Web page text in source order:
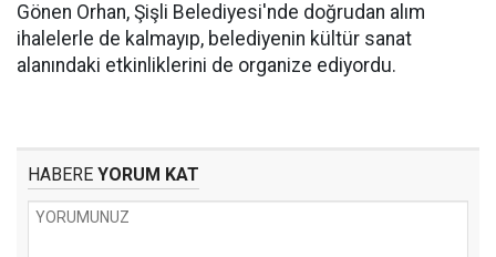
Gönen Orhan, Şişli Belediyesi'nde doğrudan alım
ihalelerle de kalmayıp, belediyenin kültür sanat
alanındaki etkinliklerini de organize ediyordu.
HABERE YORUM KAT